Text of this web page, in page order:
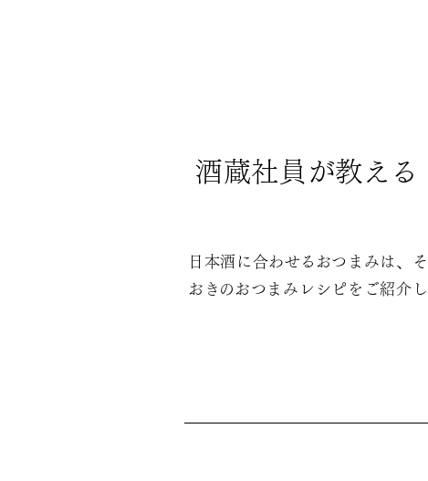
酒蔵社員が教える
日本酒に合わせるおつまみは、
おきのおつまみレシピをご紹介